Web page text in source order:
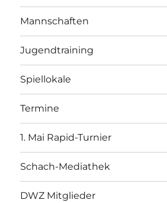
Mannschaften
Jugendtraining
Spiellokale
Termine
1. Mai Rapid-Turnier
Schach-Mediathek
DWZ Mitglieder